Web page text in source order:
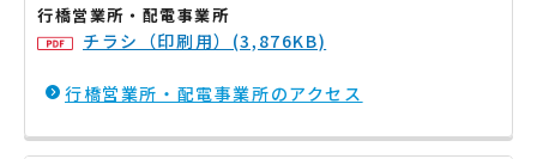
行橋営業所・配電事業所
チラシ（印刷用）(3,876KB)
行橋営業所・配電事業所のアクセス